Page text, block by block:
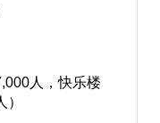
人，快乐楼